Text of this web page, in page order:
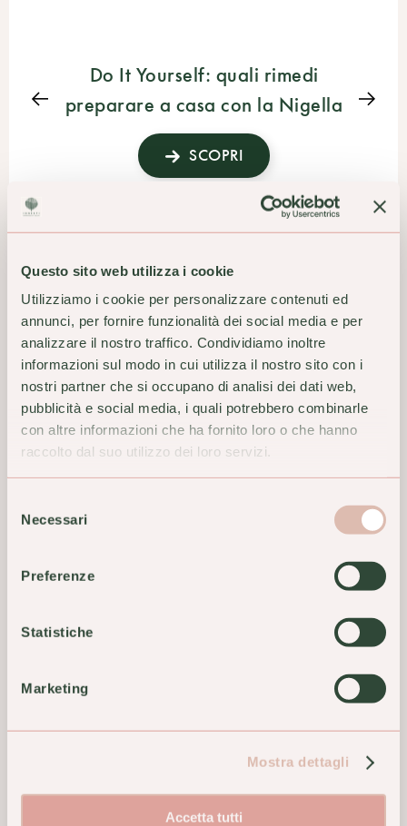
Questo sito web utilizza i cookie
Utilizziamo i cookie per personalizzare contenuti ed
annunci, per fornire funzionalità dei social media e per
analizzare il nostro traffico. Condividiamo inoltre
informazioni sul modo in cui utilizza il nostro sito con i
nostri partner che si occupano di analisi dei dati web,
pubblicità e social media, i quali potrebbero combinarle
con altre informazioni che ha fornito loro o che hanno
raccolto dal suo utilizzo dei loro servizi.
delNecessari
Preferenze
Statistiche
Marketing
Mostra dettagli
Accetta tutti
Do It Yourself: quali rimedi
preparare a casa con la Nigella
SCOPRI
TI POTREBBERO
INTERESSARE ANCHE
Cemon Amamelide Crema
Circolatorio
Vea Shampoo Antiforfora
ACQUISTA